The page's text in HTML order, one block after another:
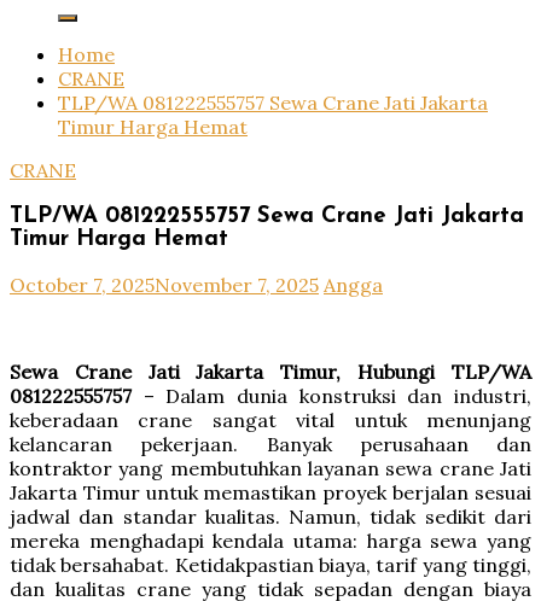
Home
CRANE
TLP/WA 081222555757 Sewa Crane Jati Jakarta
Timur Harga Hemat
CRANE
TLP/WA 081222555757 Sewa Crane Jati Jakarta
Timur Harga Hemat
October 7, 2025November 7, 2025 Angga
Sewa Crane Jati Jakarta Timur, Hubungi TLP/WA
081222555757– Dalam dunia konstruksi dan industri,
keberadaan crane sangat vital untuk menunjang
kelancaran pekerjaan. Banyak perusahaan dan
kontraktor yang membutuhkan layanan sewa crane Jati
Jakarta Timur untuk memastikan proyek berjalan sesuai
jadwal dan standar kualitas. Namun, tidak sedikit dari
mereka menghadapi kendala utama: harga sewa yang
tidak bersahabat. Ketidakpastian biaya, tarif yang tinggi,
dan kualitas crane yang tidak sepadan dengan biaya